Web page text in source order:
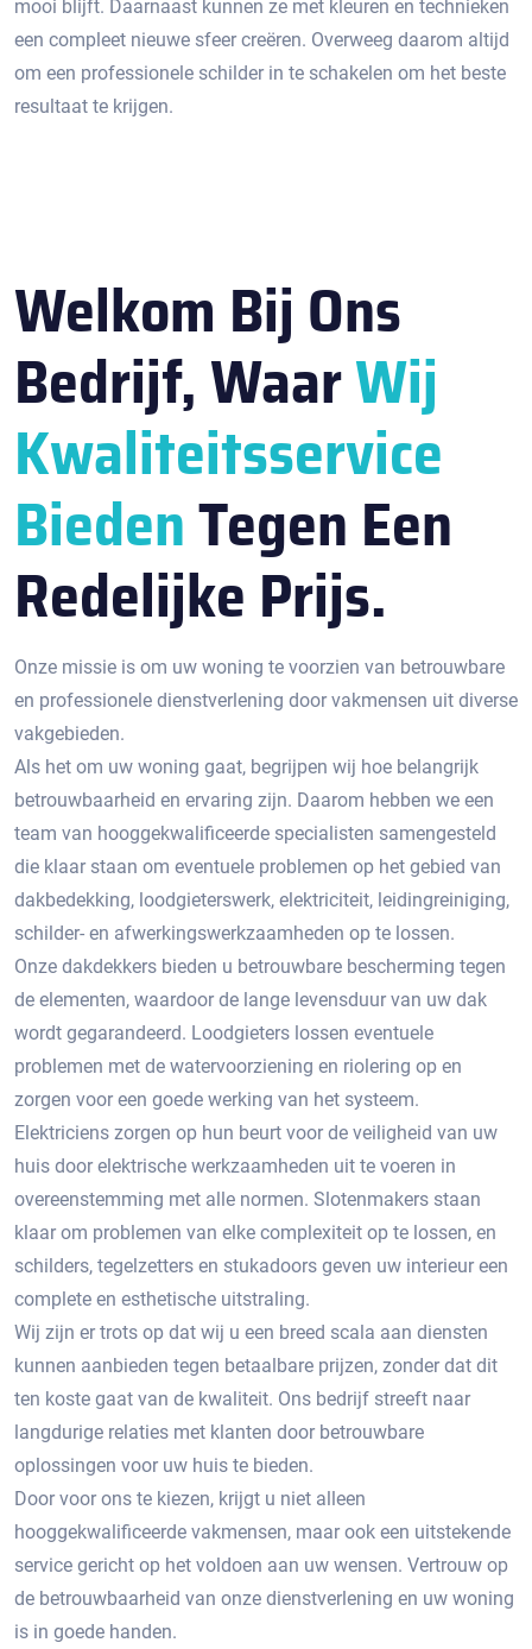
mooi blijft.​ Daarnaast kunnen ze met kleuren en technieken
een compleet nieuwe sfeer creëren.​ Overweeg daarom altijd
om een professionele schilder in te schakelen om het beste
resultaat te krijgen.​
Welkom Bij Ons
Bedrijf, WaarWij
Kwaliteitsservice
BiedenTegen Een
Redelijke Prijs.
Onze missie is om uw woning te voorzien van betrouwbare
en professionele dienstverlening door vakmensen uit diverse
vakgebieden.
Als het om uw woning gaat, begrijpen wij hoe belangrijk
betrouwbaarheid en ervaring zijn. Daarom hebben we een
team van hooggekwalificeerde specialisten samengesteld
die klaar staan om eventuele problemen op het gebied van
dakbedekking, loodgieterswerk, elektriciteit, leidingreiniging,
schilder- en afwerkingswerkzaamheden op te lossen.
Onze dakdekkers bieden u betrouwbare bescherming tegen
de elementen, waardoor de lange levensduur van uw dak
wordt gegarandeerd. Loodgieters lossen eventuele
problemen met de watervoorziening en riolering op en
zorgen voor een goede werking van het systeem.
Elektriciens zorgen op hun beurt voor de veiligheid van uw
huis door elektrische werkzaamheden uit te voeren in
overeenstemming met alle normen. Slotenmakers staan ​​
klaar om problemen van elke complexiteit op te lossen, en
schilders, tegelzetters en stukadoors geven uw interieur een
complete en esthetische uitstraling.
Wij zijn er trots op dat wij u een breed scala aan diensten
kunnen aanbieden tegen betaalbare prijzen, zonder dat dit
ten koste gaat van de kwaliteit. Ons bedrijf streeft naar
langdurige relaties met klanten door betrouwbare
oplossingen voor uw huis te bieden.
Door voor ons te kiezen, krijgt u niet alleen
hooggekwalificeerde vakmensen, maar ook een uitstekende
service gericht op het voldoen aan uw wensen. Vertrouw op
de betrouwbaarheid van onze dienstverlening en uw woning
is in goede handen.